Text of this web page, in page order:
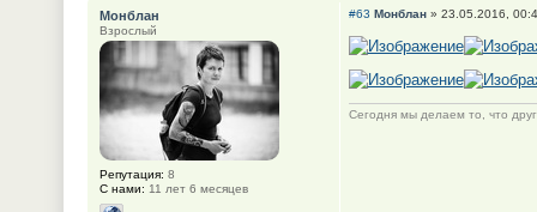
#63 Монблан» 23.05.2016,
Сегодня мы делаем то, что
Монблан
Взрослый
Репутация: 8
С нами: 11 лет 6 месяцев